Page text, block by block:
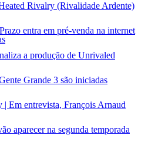
Rivalry (Rivalidade Ardente)
entra em pré-venda na internet
a produção de Unrivaled
Grande 3 são iniciadas
| Em entrevista, François Arnaud
aparecer na segunda temporada